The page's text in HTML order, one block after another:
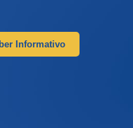
Informativo